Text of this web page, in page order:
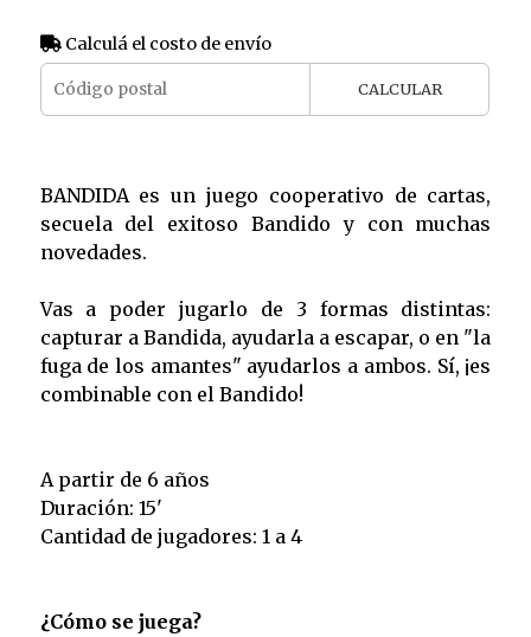
Calculá el costo de envío
CALCULAR
BANDIDA es un juego cooperativo de cartas,
secuela del exitoso Bandido y con muchas
novedades.
Vas a poder jugarlo de 3 formas distintas:
capturar a Bandida, ayudarla a escapar, o en "la
fuga de los amantes" ayudarlos a ambos. Sí, ¡es
combinable con el Bandido!
A partir de 6 años
Duración: 15'
Cantidad de jugadores: 1 a 4
¿Cómo se juega?